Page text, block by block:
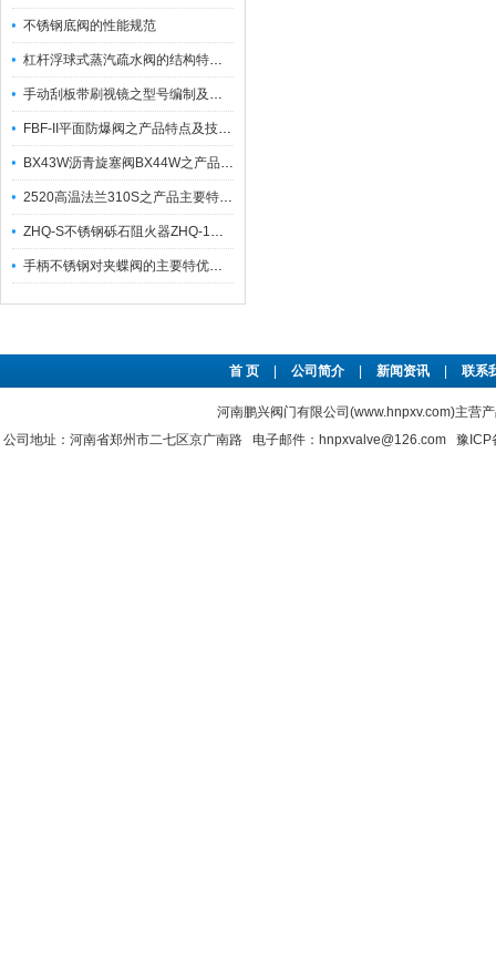
不锈钢底阀的性能规范
杠杆浮球式蒸汽疏水阀的结构特点及技术参数
手动刮板带刷视镜之型号编制及其维护与保养
FBF-II平面防爆阀之产品特点及技术参数
BX43W沥青旋塞阀BX44W之产品优特点与参数分享
2520高温法兰310S之产品主要特点有哪些？
ZHQ-S不锈钢砾石阻火器ZHQ-1之产品性能参数与结构特点
手柄不锈钢对夹蝶阀的主要特优点及安装注意事项
首 页 公司简介 新闻资讯 联系
河南鹏兴阀门有限公司(www.hnpxv.com)主营
公司地址：河南省郑州市二七区京广南路 电子邮件：hnpxvalve@126.com 豫ICP